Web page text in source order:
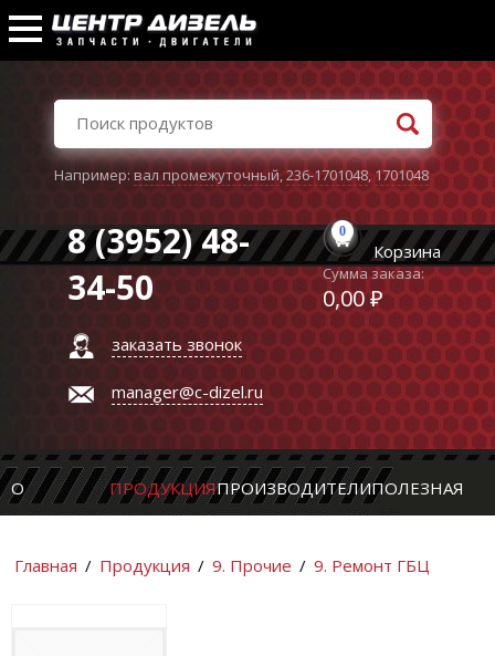
Например:вал промежуточный,236-1701048,1701048
8 (3952) 48-
34-50
заказать звонок
manager@c-dizel.ru
0
Корзина
Сумма заказа:
0,00 ₽
О ПРОДУКЦИЯПРОИЗВОДИТЕЛИПОЛЕЗНАЯ
Главная / Продукция / 9. Прочие / 9. Ремонт ГБЦ